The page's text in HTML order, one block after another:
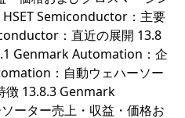
HSET Semiconductor：主要
：直近の展開 13.8
Genmark Automation：企
：自動ウェハーソー
徴 13.8.3 Genmark
ーター売上・収益・価格お